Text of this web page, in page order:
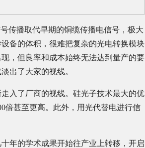
传播取代早期的铜缆传播电信号，极大
备的体积，很难把复杂的光电转换模块
，但良率和成本始终无法达到量产的要
出了大家的视线。
入了厂商的视线。硅光子技术最大的优
倍甚至更高。此外，用光代替电进行信
年的学术成果开始往产业上转移，开启